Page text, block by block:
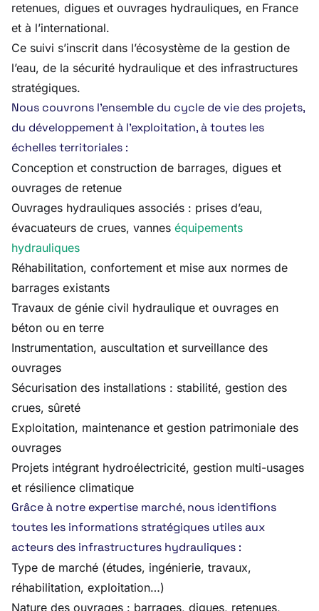
retenues, digues et ouvrages hydrauliques, en France
et à l’international.
Ce suivi s’inscrit dans l’écosystème de la gestion de
l’eau, de la sécurité hydraulique et des infrastructures
stratégiques.
Nous couvrons l’ensemble du cycle de vie des projets,
du développement à l’exploitation, à toutes les
échelles territoriales :
Conception et construction de barrages, digues et
ouvrages de retenue
Ouvrages hydrauliques associés : prises d’eau,
évacuateurs de crues, vannes équipements
hydrauliques
Réhabilitation, confortement et mise aux normes de
barrages existants
Travaux de génie civil hydraulique et ouvrages en
béton ou en terre
Instrumentation, auscultation et surveillance des
ouvrages
Sécurisation des installations : stabilité, gestion des
crues, sûreté
Exploitation, maintenance et gestion patrimoniale des
ouvrages
Projets intégrant hydroélectricité, gestion multi-usages
et résilience climatique
Grâce à notre expertise marché, nous identifions
toutes les informations stratégiques utiles aux
acteurs des infrastructures hydrauliques :
Type de marché (études, ingénierie, travaux,
réhabilitation, exploitation…)
Nature des ouvrages : barrages, digues, retenues,